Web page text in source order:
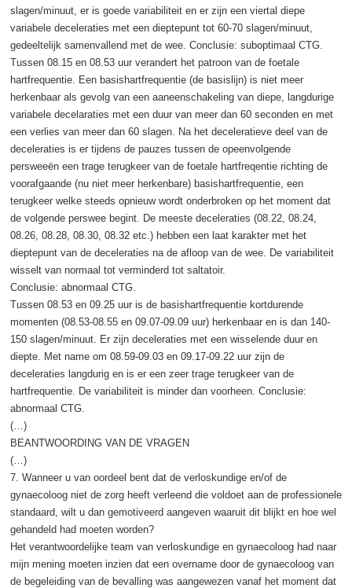
slagen/minuut, er is goede variabiliteit en er zijn een viertal diepe
variabele deceleraties met een dieptepunt tot 60-70 slagen/minuut,
gedeeltelijk samenvallend met de wee. Conclusie: suboptimaal CTG.
Tussen 08.15 en 08.53 uur verandert het patroon van de foetale
hartfrequentie. Een basishartfrequentie (de basislijn) is niet meer
herkenbaar als gevolg van een aaneenschakeling van diepe, langdurige
variabele decelaraties met een duur van meer dan 60 seconden en met
een verlies van meer dan 60 slagen. Na het deceleratieve deel van de
deceleraties is er tijdens de pauzes tussen de opeenvolgende
persweeën een trage terugkeer van de foetale hartfreqentie richting de
voorafgaande (nu niet meer herkenbare) basishartfrequentie, een
terugkeer welke steeds opnieuw wordt onderbroken op het moment dat
de volgende perswee begint. De meeste deceleraties (08.22, 08.24,
08.26, 08.28, 08.30, 08.32 etc.) hebben een laat karakter met het
dieptepunt van de deceleraties na de afloop van de wee. De variabiliteit
wisselt van normaal tot verminderd tot saltatoir.
Conclusie: abnormaal CTG.
Tussen 08.53 en 09.25 uur is de basishartfrequentie kortdurende
momenten (08.53-08.55 en 09.07-09.09 uur) herkenbaar en is dan 140-
150 slagen/minuut. Er zijn deceleraties met een wisselende duur en
diepte. Met name om 08.59-09.03 en 09.17-09.22 uur zijn de
deceleraties langdurig en is er een zeer trage terugkeer van de
hartfrequentie. De variabiliteit is minder dan voorheen. Conclusie:
abnormaal CTG.
(…)
BEANTWOORDING VAN DE VRAGEN
(…)
7. Wanneer u van oordeel bent dat de verloskundige en/of de
gynaecoloog niet de zorg heeft verleend die voldoet aan de professionele
standaard, wilt u dan gemotiveerd aangeven waaruit dit blijkt en hoe wel
gehandeld had moeten worden?
Het verantwoordelijke team van verloskundige en gynaecoloog had naar
mijn mening moeten inzien dat een overname door de gynaecoloog van
de begeleiding van de bevalling was aangewezen vanaf het moment dat